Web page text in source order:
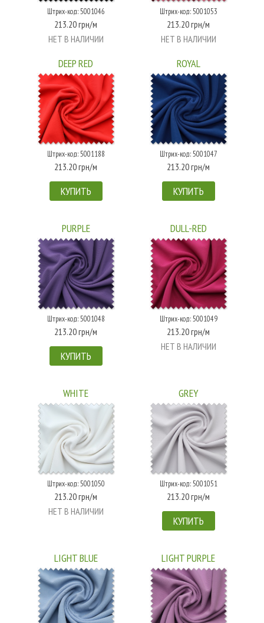
Штрих-код: 5001046
213.20 грн/м
НЕТ В НАЛИЧИИ
Штрих-код: 5001053
213.20 грн/м
НЕТ В НАЛИЧИИ
DEEP RED
Штрих-код: 5001188
213.20 грн/м
КУПИТЬ
ROYAL
Штрих-код: 5001047
213.20 грн/м
КУПИТЬ
PURPLE
Штрих-код: 5001048
213.20 грн/м
КУПИТЬ
DULL-RED
Штрих-код: 5001049
213.20 грн/м
НЕТ В НАЛИЧИИ
WHITE
Штрих-код: 5001050
213.20 грн/м
НЕТ В НАЛИЧИИ
GREY
Штрих-код: 5001051
213.20 грн/м
КУПИТЬ
LIGHT BLUE LIGHT PURPLE